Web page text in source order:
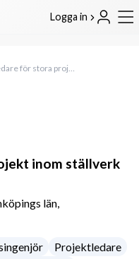
Logga in
Projektledare för stora projekt inom ställverk
inom ställverk
län,
Projektledare